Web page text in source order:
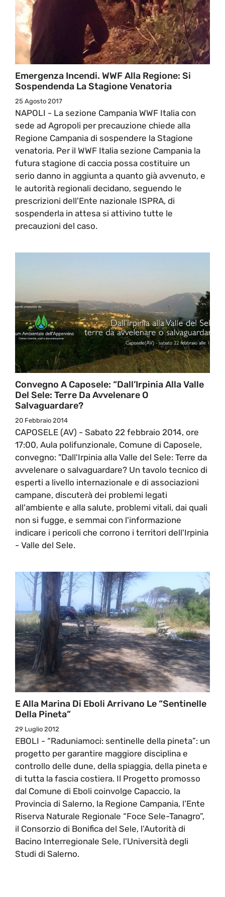
Emergenza Incendi. WWF Alla Regione: Si
Sospendenda La Stagione Venatoria
25 Agosto 2017
NAPOLI - La sezione Campania WWF Italia con
sede ad Agropoli per precauzione chiede alla
Regione Campania di sospendere la Stagione
venatoria. Per il WWF Italia sezione Campania la
futura stagione di caccia possa costituire un
serio danno in aggiunta a quanto già avvenuto, e
le autorità regionali decidano, seguendo le
prescrizioni dell'Ente nazionale ISPRA, di
sospenderla in attesa si attivino tutte le
precauzioni del caso.
Convegno A Caposele: “Dall’Irpinia Alla Valle
Del Sele: Terre Da Avvelenare O
Salvaguardare?
20 Febbraio 2014
CAPOSELE (AV) - Sabato 22 febbraio 2014, ore
17:00, Aula polifunzionale, Comune di Caposele,
convegno: "Dall'Irpinia alla Valle del Sele: Terre da
avvelenare o salvaguardare? Un tavolo tecnico di
esperti a livello internazionale e di associazioni
campane, discuterà dei problemi legati
all'ambiente e alla salute, problemi vitali, dai quali
non si fugge, e semmai con l'informazione
indicare i pericoli che corrono i territori dell'Irpinia
- Valle del Sele.
E Alla Marina Di Eboli Arrivano Le “Sentinelle
Della Pineta”
29 Luglio 2012
EBOLI - “Raduniamoci: sentinelle della pineta”: un
progetto per garantire maggiore disciplina e
controllo delle dune, della spiaggia, della pineta e
di tutta la fascia costiera. Il Progetto promosso
dal Comune di Eboli coinvolge Capaccio, la
Provincia di Salerno, la Regione Campania, l’Ente
Riserva Naturale Regionale “Foce Sele-Tanagro”,
il Consorzio di Bonifica del Sele, l’Autorità di
Bacino Interregionale Sele, l’Università degli
Studi di Salerno.